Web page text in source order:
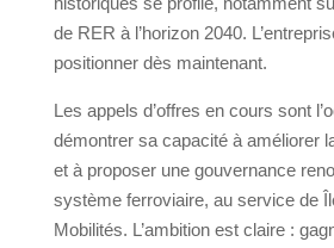
de RER à l’horizon 2040.
positionner dès maintenant.
Les appels d’offres en cours sont
démontrer sa capacité à améliorer
et à proposer une gouvernance
système ferroviaire, au service de
Mobilités. L’ambition est claire :